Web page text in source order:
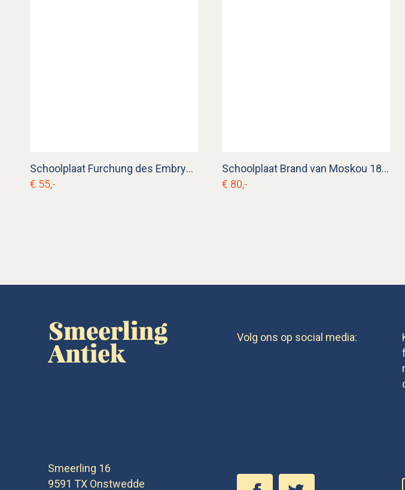
Schoolplaat Furchung des Embryos II nr 17
€ 55,-
Schoolplaat Brand van Moskou 1812
€ 80,-
Smeerling 16
9591 TX Onstwedde
Volg ons op social media: